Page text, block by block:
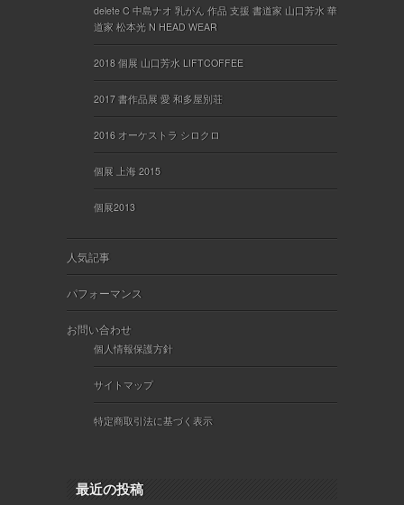
delete C 中島ナオ 乳がん 作品 支援 書道家 山口芳水 華
道家 松本光 N HEAD WEAR
2018 個展 山口芳水 LIFTCOFFEE
2017 書作品展 愛 和多屋別荘
2016 オーケストラ シロクロ
個展 上海 2015
個展2013
人気記事
パフォーマンス
お問い合わせ
個人情報保護方針
サイトマップ
特定商取引法に基づく表示
最近の投稿